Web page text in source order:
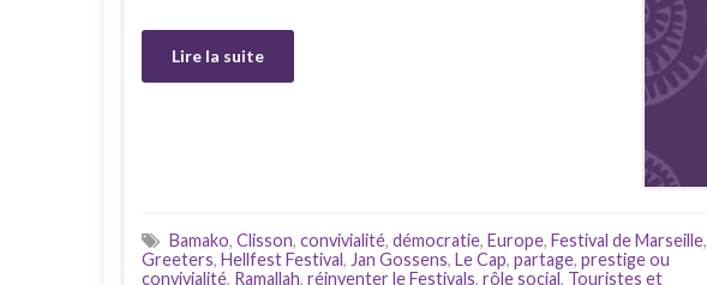
Lire la suite
Bamako, Clisson, convivialité, démocratie, Europe, Festival de Marseille,
Greeters, Hellfest Festival, Jan Gossens, Le Cap, partage, prestige ou
convivialité, Ramallah, réinventer le Festivals, rôle social, Touristes et